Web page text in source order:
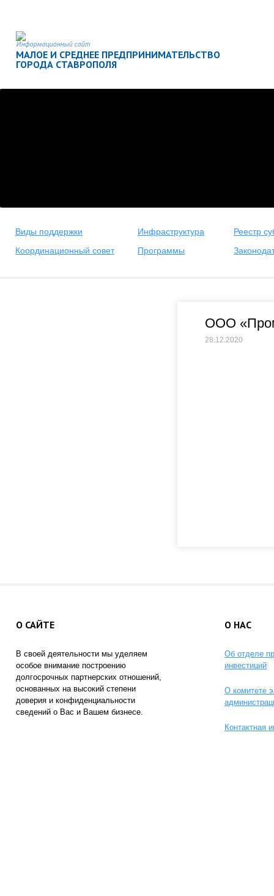
Информационный сайт
МАЛОЕ И СРЕДНЕЕ ПРЕДПРИНИМАТЕЛЬСТВО
ГОРОДА СТАВРОПОЛЯ
Виды поддержки Инфраструктура
Реестр
Координационный совет
Программы
ООО
28.12.2020
О САЙТЕ
В своей деятельности мы уделяем
особое внимание построению
долгосрочных партнерских отношений,
основанных на высокий степени
доверия и конфиденциальности
сведений о Вас и Вашем бизнесе.
О НАС
Об отделе
инвестиций
О комитете
Контактная